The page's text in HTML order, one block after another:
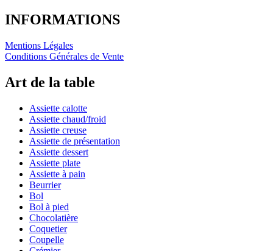
INFORMATIONS
Mentions Légales
Conditions Générales de Vente
Art de la table
Assiette calotte
Assiette chaud/froid
Assiette creuse
Assiette de présentation
Assiette dessert
Assiette plate
Assiette à pain
Beurrier
Bol
Bol à pied
Chocolatière
Coquetier
Coupelle